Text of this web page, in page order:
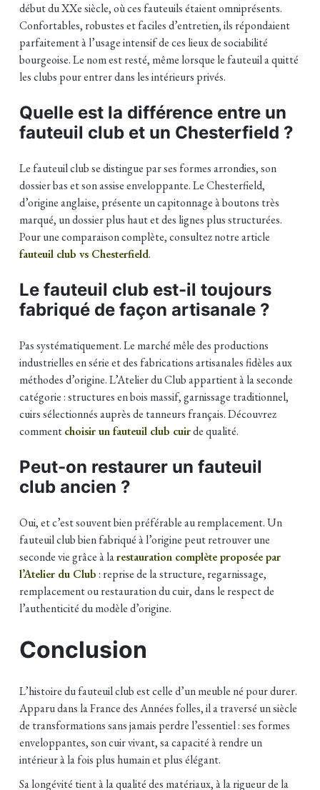
début du XXe siècle, où ces fauteuils étaient omniprésents.
Confortables, robustes et faciles d’entretien, ils répondaient
parfaitement à l’usage intensif de ces lieux de sociabilité
bourgeoise. Le nom est resté, même lorsque le fauteuil a quitté
les clubs pour entrer dans les intérieurs privés.
Quelle est la différence entre un
fauteuil club et un Chesterfield ?
Le fauteuil club se distingue par ses formes arrondies, son
dossier bas et son assise enveloppante. Le Chesterfield,
d’origine anglaise, présente un capitonnage à boutons très
marqué, un dossier plus haut et des lignes plus structurées.
Pour une comparaison complète, consultez notre article
fauteuil club vs Chesterfield.
Le fauteuil club est-il toujours
fabriqué de façon artisanale ?
Pas systématiquement. Le marché mêle des productions
industrielles en série et des fabrications artisanales fidèles aux
méthodes d’origine. L’Atelier du Club appartient à la seconde
catégorie : structures en bois massif, garnissage traditionnel,
cuirs sélectionnés auprès de tanneurs français. Découvrez
commentchoisir un fauteuil club cuirde qualité.
Peut-on restaurer un fauteuil
club ancien ?
Oui, et c’est souvent bien préférable au remplacement. Un
fauteuil club bien fabriqué à l’origine peut retrouver une
seconde vie grâce à larestauration complète proposée par
l’Atelier du Club: reprise de la structure, regarnissage,
remplacement ou restauration du cuir, dans le respect de
l’authenticité du modèle d’origine.
Conclusion
L’histoire du fauteuil club est celle d’un meuble né pour durer.
Apparu dans la France des Années folles, il a traversé un siècle
de transformations sans jamais perdre l’essentiel : ses formes
enveloppantes, son cuir vivant, sa capacité à rendre un
intérieur à la fois plus humain et plus élégant.
Sa longévité tient à la qualité des matériaux, à la rigueur de la